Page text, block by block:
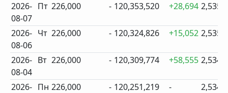
2026-
08-07
Пт 226,000 - 120,353,520 +28,694 2,535
2026-
08-06
Чт 226,000 - 120,324,826 +15,052 2,535
2026-
08-04
Вт 226,000 - 120,309,774 +58,555 2,534
2026- Пн 226,000 - 120,251,219 - 2,534